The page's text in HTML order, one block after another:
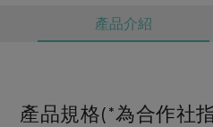
產品介紹
產品規格(*為合作社